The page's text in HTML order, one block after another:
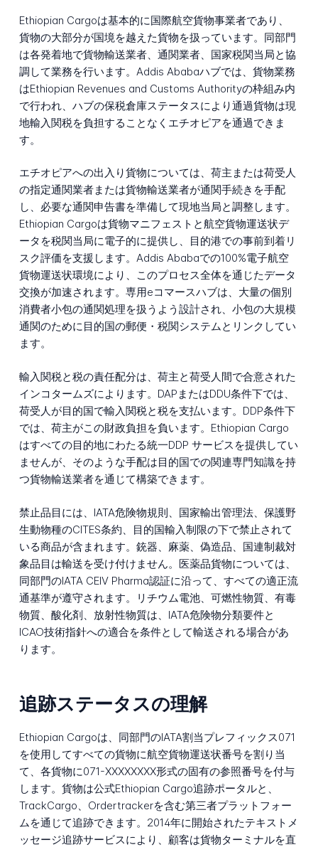
Ethiopian Cargoは基本的に国際航空貨物事業者であり、
貨物の大部分が国境を越えた貨物を扱っています。同部門
は各発着地で貨物輸送業者、通関業者、国家税関当局と協
調して業務を行います。Addis Ababaハブでは、貨物業務
はEthiopian Revenues and Customs Authorityの枠組み内
で行われ、ハブの保税倉庫ステータスにより通過貨物は現
地輸入関税を負担することなくエチオピアを通過できま
す。
エチオピアへの出入り貨物については、荷主または荷受人
の指定通関業者または貨物輸送業者が通関手続きを手配
し、必要な通関申告書を準備して現地当局と調整します。
Ethiopian Cargoは貨物マニフェストと航空貨物運送状デ
ータを税関当局に電子的に提供し、目的港での事前到着リ
スク評価を支援します。Addis Ababaでの100%電子航空
貨物運送状環境により、このプロセス全体を通じたデータ
交換が加速されます。専用eコマースハブは、大量の個別
消費者小包の通関処理を扱うよう設計され、小包の大規模
通関のために目的国の郵便・税関システムとリンクしてい
ます。
輸入関税と税の責任配分は、荷主と荷受人間で合意された
インコタームズによります。DAPまたはDDU条件下では、
荷受人が目的国で輸入関税と税を支払います。DDP条件下
では、荷主がこの財政負担を負います。Ethiopian Cargo
はすべての目的地にわたる統一DDP サービスを提供してい
ませんが、そのような手配は目的国での関連専門知識を持
つ貨物輸送業者を通じて構築できます。
禁止品目には、IATA危険物規則、国家輸出管理法、保護野
生動物種のCITES条約、目的国輸入制限の下で禁止されて
いる商品が含まれます。銃器、麻薬、偽造品、国連制裁対
象品目は輸送を受け付けません。医薬品貨物については、
同部門のIATA CEIV Pharma認証に沿って、すべての適正流
通基準が遵守されます。リチウム電池、可燃性物質、有毒
物質、酸化剤、放射性物質は、IATA危険物分類要件と
ICAO技術指針への適合を条件として輸送される場合があ
ります。
追跡ステータスの理解
Ethiopian Cargoは、同部門のIATA割当プレフィックス071
を使用してすべての貨物に航空貨物運送状番号を割り当
て、各貨物に071-XXXXXXXX形式の固有の参照番号を付与
します。貨物は公式Ethiopian Cargo追跡ポータルと、
TrackCargo、Ordertrackerを含む第三者プラットフォー
ムを通じて追跡できます。2014年に開始されたテキストメ
ッセージ追跡サービスにより、顧客は貨物ターミナルを直